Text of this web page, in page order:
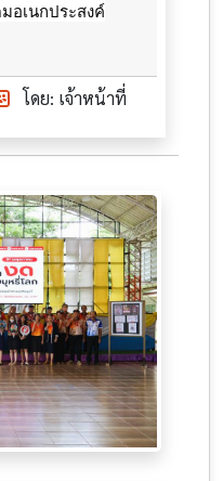
อเนกประสงค์
โดย: เจ้าหน้าที่